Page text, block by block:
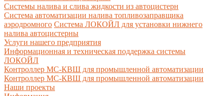
Системы налива и слива жидкости из автоцистерн
Система автоматизации налива топливозаправщика
аэродромного Система ЛОКОЙЛ для установки нижнего
налива автоцистерны
Услуги нашего предприятия
Информационная и техническая поддержка системы
ЛОКОЙЛ
Контроллер МС-КВШ для промышленной автоматизации
Контроллер МС-КВШ для промышленной автоматизации
Наши проекты